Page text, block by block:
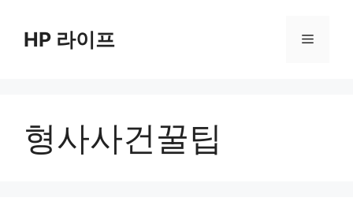
HP 라이프 메
형사사건꿀팁